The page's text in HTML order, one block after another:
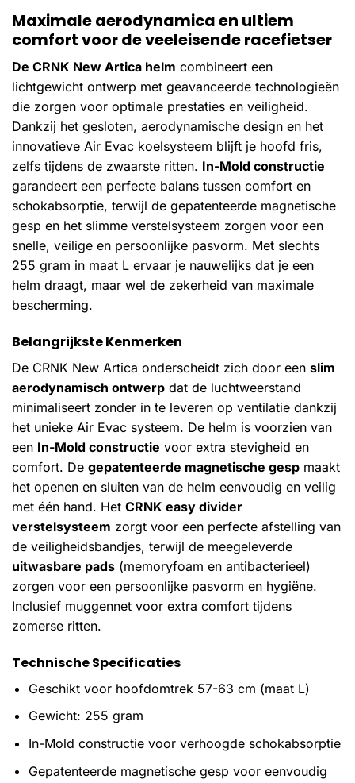
Maximale aerodynamica en ultiem
comfort voor de veeleisende racefietser
De CRNK New Artica helm combineert een
lichtgewicht ontwerp met geavanceerde technologieën
die zorgen voor optimale prestaties en veiligheid.
Dankzij het gesloten, aerodynamische design en het
innovatieve Air Evac koelsysteem blijft je hoofd fris,
zelfs tijdens de zwaarste ritten. In-Mold constructie
garandeert een perfecte balans tussen comfort en
schokabsorptie, terwijl de gepatenteerde magnetische
gesp en het slimme verstelsysteem zorgen voor een
snelle, veilige en persoonlijke pasvorm. Met slechts
255 gram in maat L ervaar je nauwelijks dat je een
helm draagt, maar wel de zekerheid van maximale
bescherming.
Belangrijkste Kenmerken
De CRNK New Artica onderscheidt zich door een slim
aerodynamisch ontwerp dat de luchtweerstand
minimaliseert zonder in te leveren op ventilatie dankzij
het unieke Air Evac systeem. De helm is voorzien van
een In-Mold constructie voor extra stevigheid en
comfort. De gepatenteerde magnetische gesp maakt
het openen en sluiten van de helm eenvoudig en veilig
met één hand. Het CRNK easy divider
verstelsysteem zorgt voor een perfecte afstelling van
de veiligheidsbandjes, terwijl de meegeleverde
uitwasbare pads (memoryfoam en antibacterieel)
zorgen voor een persoonlijke pasvorm en hygiëne.
Inclusief muggennet voor extra comfort tijdens
zomerse ritten.
Technische Specificaties
Geschikt voor hoofdomtrek 57-63 cm (maat L)
Gewicht: 255 gram
In-Mold constructie voor verhoogde schokabsorptie
Gepatenteerde magnetische gesp voor eenvoudig